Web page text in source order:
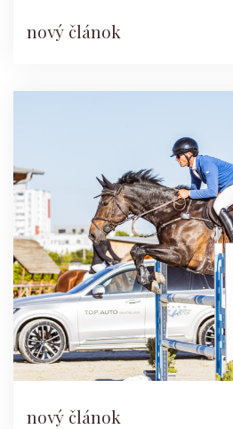
nový článok
nový článok